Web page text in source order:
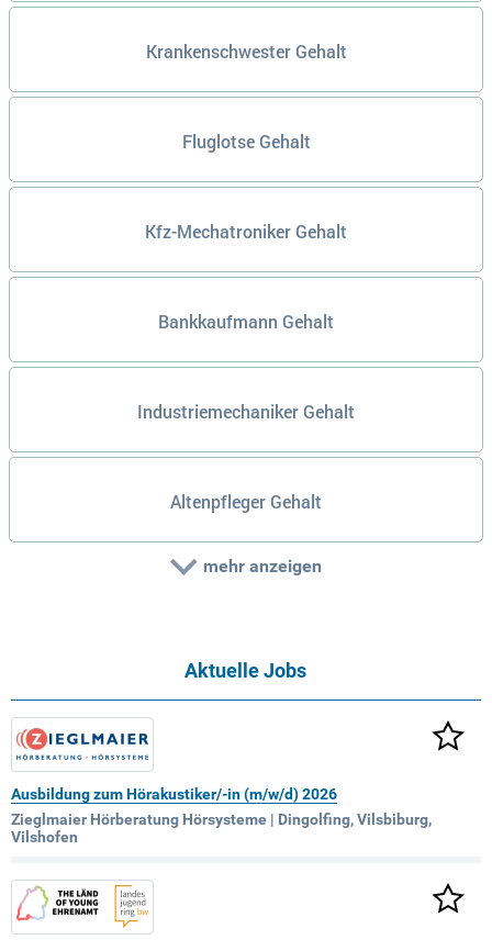
Krankenschwester Gehalt
Fluglotse Gehalt
Kfz-Mechatroniker Gehalt
Bankkaufmann Gehalt
Industriemechaniker Gehalt
Altenpfleger Gehalt
mehr anzeigen
Aktuelle Jobs
Ausbildung zum Hörakustiker/-in (m/w/d) 2026
Zieglmaier Hörberatung Hörsysteme | Dingolfing, Vilsbiburg,
Vilshofen